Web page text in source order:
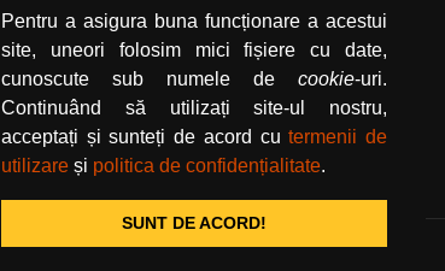
Pentru a asigura buna funcționare a acestui
site, uneori folosim mici fișiere cu date,
cunoscute sub numele de cookie-uri.
Continuând să utilizați site-ul nostru,
acceptați și sunteți de acord cutermenii de
utilizare și politica de confidențialitate.
SUNT DE ACORD!
pe butonul de abonare.